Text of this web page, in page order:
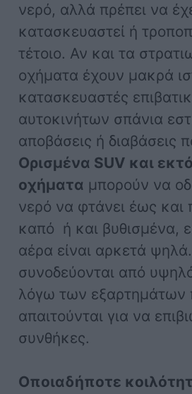
νερό, αλλά πρέπει να
κατασκευαστεί ή
τέτοιο. Αν και τα
οχήματα έχουν μακρά
κατασκευαστές
αυτοκινήτων σπάνια
αποβάσεις ή διαβάσεις
Ορισμένα SUV και
οχήματα μπορούν να
νερό να φτάνει έως
καπό ή και βυθισμένα,
αέρα είναι αρκετά
συνοδεύονται από
λόγω των εξαρτημάτων
απαιτούνται για να
συνθήκες.
Οποιαδήποτε